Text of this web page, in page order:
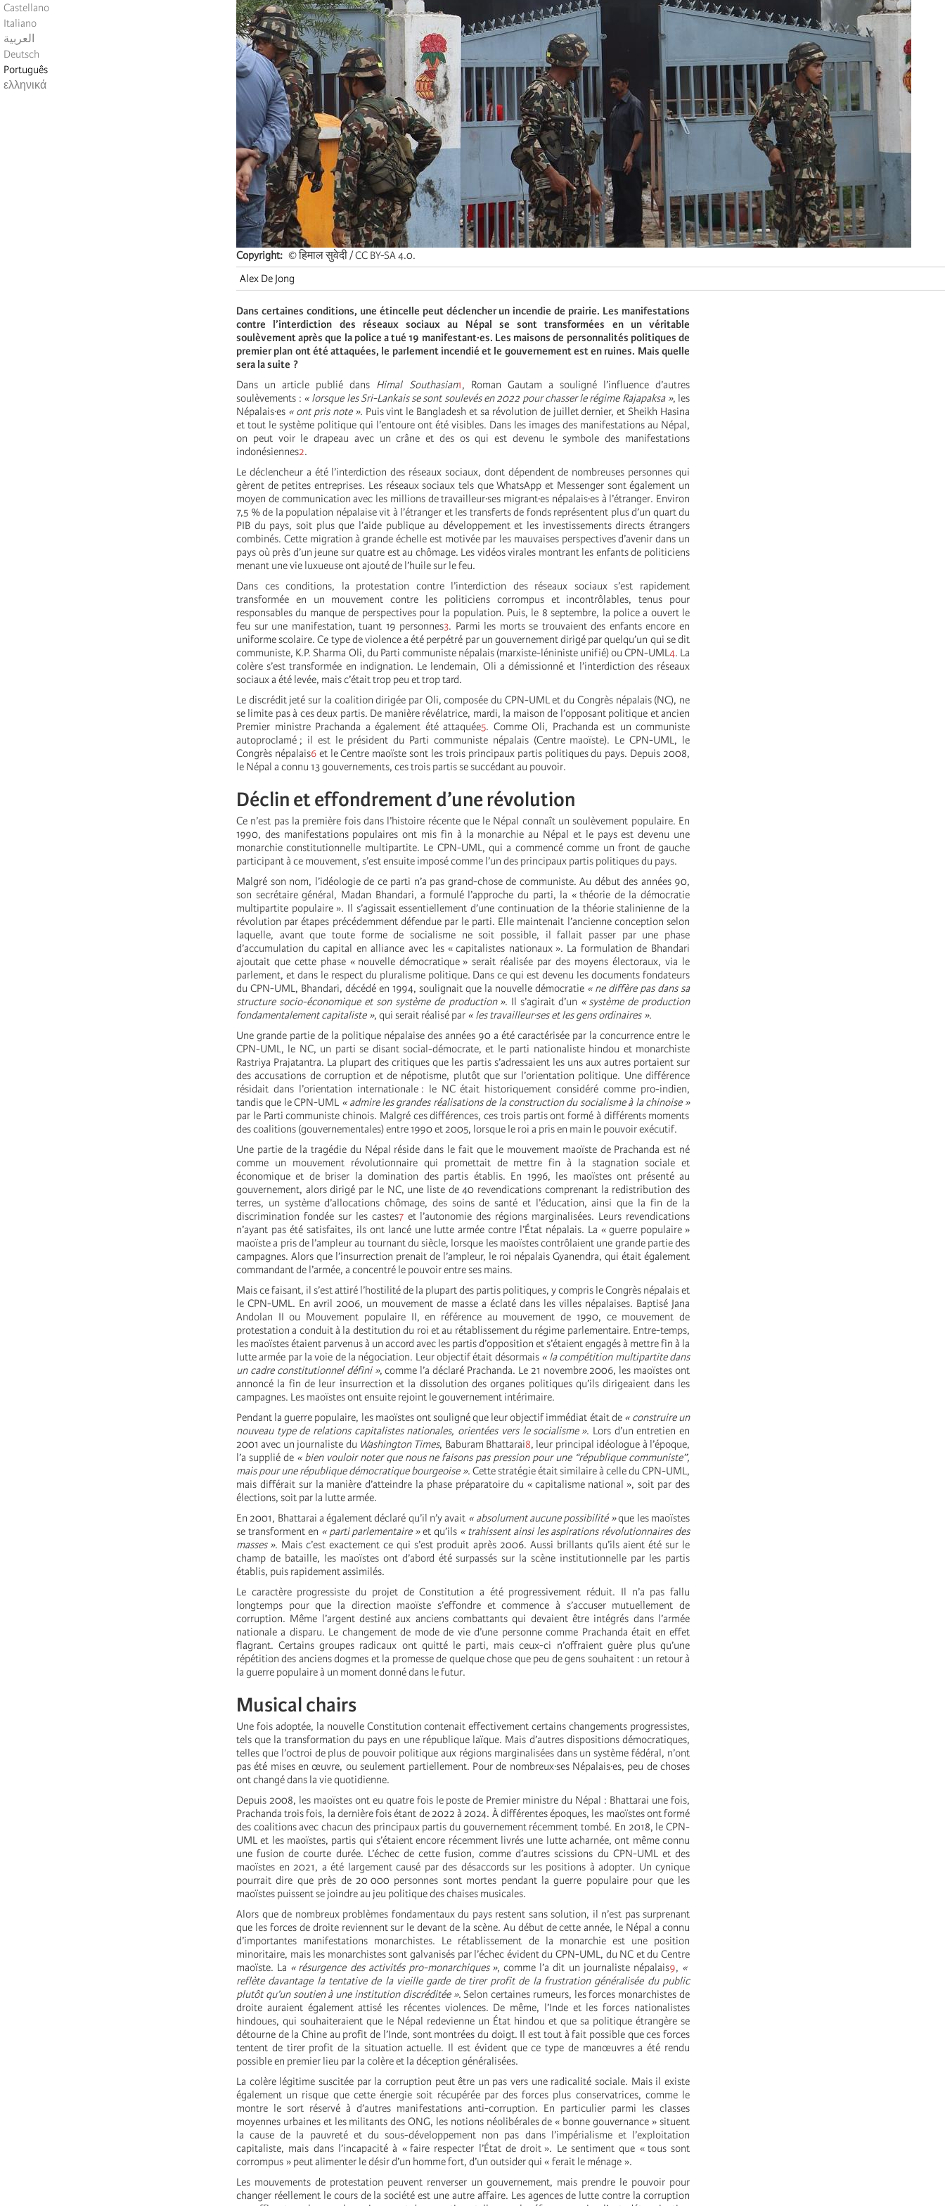
Castellano
Italiano
العربية
Deutsch
Português
ελληνικά
Copyright
© हिमाल सुवेदी / CC BY-SA 4.0.
Alex De Jong
Dans certaines conditions, une étincelle peut déclencher un incendie de prairie. Les manifestations
contre l’interdiction des réseaux sociaux au Népal se sont transformées en un véritable
soulèvement après que la police a tué 19 manifestant·es. Les maisons de personnalités politiques de
premier plan ont été attaquées, le parlement incendié et le gouvernement est en ruines. Mais quelle
sera la suite ?
Dans un article publié dans Himal Southasian1, Roman Gautam a souligné l’influence d’autres
soulèvements : « lorsque les Sri-Lankais se sont soulevés en 2022 pour chasser le régime Rajapaksa », les
Népalais·es « ont pris note ». Puis vint le Bangladesh et sa révolution de juillet dernier, et Sheikh Hasina
et tout le système politique qui l’entoure ont été visibles. Dans les images des manifestations au Népal,
on peut voir le drapeau avec un crâne et des os qui est devenu le symbole des manifestations
indonésiennes2.
Le déclencheur a été l’interdiction des réseaux sociaux, dont dépendent de nombreuses personnes qui
gèrent de petites entreprises. Les réseaux sociaux tels que WhatsApp et Messenger sont également un
moyen de communication avec les millions de travailleur·ses migrant·es népalais·es à l’étranger. Environ
7,5 % de la population népalaise vit à l’étranger et les transferts de fonds représentent plus d’un quart du
PIB du pays, soit plus que l’aide publique au développement et les investissements directs étrangers
combinés. Cette migration à grande échelle est motivée par les mauvaises perspectives d’avenir dans un
pays où près d’un jeune sur quatre est au chômage. Les vidéos virales montrant les enfants de politiciens
menant une vie luxueuse ont ajouté de l’huile sur le feu.
Dans ces conditions, la protestation contre l’interdiction des réseaux sociaux s’est rapidement
transformée en un mouvement contre les politiciens corrompus et incontrôlables, tenus pour
responsables du manque de perspectives pour la population. Puis, le 8 septembre, la police a ouvert le
feu sur une manifestation, tuant 19 personnes3. Parmi les morts se trouvaient des enfants encore en
uniforme scolaire. Ce type de violence a été perpétré par un gouvernement dirigé par quelqu’un qui se dit
communiste, K.P. Sharma Oli, du Parti communiste népalais (marxiste-léniniste unifié) ou CPN-UML4. La
colère s’est transformée en indignation. Le lendemain, Oli a démissionné et l’interdiction des réseaux
sociaux a été levée, mais c’était trop peu et trop tard.
Le discrédit jeté sur la coalition dirigée par Oli, composée du CPN-UML et du Congrès népalais (NC), ne
se limite pas à ces deux partis. De manière révélatrice, mardi, la maison de l’opposant politique et ancien
Premier ministre Prachanda a également été attaquée5. Comme Oli, Prachanda est un communiste
autoproclamé ; il est le président du Parti communiste népalais (Centre maoïste). Le CPN-UML, le
Congrès népalais6et le Centre maoïste sont les trois principaux partis politiques du pays. Depuis 2008,
le Népal a connu 13 gouvernements, ces trois partis se succédant au pouvoir.
Déclin et effondrement d’une révolution
Ce n’est pas la première fois dans l’histoire récente que le Népal connaît un soulèvement populaire. En
1990, des manifestations populaires ont mis fin à la monarchie au Népal et le pays est devenu une
monarchie constitutionnelle multipartite. Le CPN-UML, qui a commencé comme un front de gauche
participant à ce mouvement, s’est ensuite imposé comme l’un des principaux partis politiques du pays.
Malgré son nom, l’idéologie de ce parti n’a pas grand-chose de communiste. Au début des années 90,
son secrétaire général, Madan Bhandari, a formulé l’approche du parti, la « théorie de la démocratie
multipartite populaire ». Il s’agissait essentiellement d’une continuation de la théorie stalinienne de la
révolution par étapes précédemment défendue par le parti. Elle maintenait l’ancienne conception selon
laquelle, avant que toute forme de socialisme ne soit possible, il fallait passer par une phase
d’accumulation du capital en alliance avec les « capitalistes nationaux ». La formulation de Bhandari
ajoutait que cette phase « nouvelle démocratique » serait réalisée par des moyens électoraux, via le
parlement, et dans le respect du pluralisme politique. Dans ce qui est devenu les documents fondateurs
du CPN-UML, Bhandari, décédé en 1994, soulignait que la nouvelle démocratie « ne diffère pas dans sa
structure socio-économique et son système de production ». Il s’agirait d’un « système de production
fondamentalement capitaliste », qui serait réalisé par « les travailleur·ses et les gens ordinaires ».
Une grande partie de la politique népalaise des années 90 a été caractérisée par la concurrence entre le
CPN-UML, le NC, un parti se disant social-démocrate, et le parti nationaliste hindou et monarchiste
Rastriya Prajatantra. La plupart des critiques que les partis s’adressaient les uns aux autres portaient sur
des accusations de corruption et de népotisme, plutôt que sur l’orientation politique. Une différence
résidait dans l’orientation internationale : le NC était historiquement considéré comme pro-indien,
tandis que le CPN-UML « admire les grandes réalisations de la construction du socialisme à la chinoise »
par le Parti communiste chinois. Malgré ces différences, ces trois partis ont formé à différents moments
des coalitions (gouvernementales) entre 1990 et 2005, lorsque le roi a pris en main le pouvoir exécutif.
Une partie de la tragédie du Népal réside dans le fait que le mouvement maoïste de Prachanda est né
comme un mouvement révolutionnaire qui promettait de mettre fin à la stagnation sociale et
économique et de briser la domination des partis établis. En 1996, les maoïstes ont présenté au
gouvernement, alors dirigé par le NC, une liste de 40 revendications comprenant la redistribution des
terres, un système d’allocations chômage, des soins de santé et l’éducation, ainsi que la fin de la
discrimination fondée sur les castes7et l’autonomie des régions marginalisées. Leurs revendications
n’ayant pas été satisfaites, ils ont lancé une lutte armée contre l’État népalais. La « guerre populaire »
maoïste a pris de l’ampleur au tournant du siècle, lorsque les maoïstes contrôlaient une grande partie des
campagnes. Alors que l’insurrection prenait de l’ampleur, le roi népalais Gyanendra, qui était également
commandant de l’armée, a concentré le pouvoir entre ses mains.
Mais ce faisant, il s’est attiré l’hostilité de la plupart des partis politiques, y compris le Congrès népalais et
le CPN-UML. En avril 2006, un mouvement de masse a éclaté dans les villes népalaises. Baptisé Jana
Andolan II ou Mouvement populaire II, en référence au mouvement de 1990, ce mouvement de
protestation a conduit à la destitution du roi et au rétablissement du régime parlementaire. Entre-temps,
les maoïstes étaient parvenus à un accord avec les partis d’opposition et s’étaient engagés à mettre fin à la
lutte armée par la voie de la négociation. Leur objectif était désormais « la compétition multipartite dans
un cadre constitutionnel défini », comme l’a déclaré Prachanda. Le 21 novembre 2006, les maoïstes ont
annoncé la fin de leur insurrection et la dissolution des organes politiques qu’ils dirigeaient dans les
campagnes. Les maoïstes ont ensuite rejoint le gouvernement intérimaire.
Pendant la guerre populaire, les maoïstes ont souligné que leur objectif immédiat était de « construire un
nouveau type de relations capitalistes nationales, orientées vers le socialisme ». Lors d’un entretien en
2001 avec un journaliste du Washington Times, Baburam Bhattarai8, leur principal idéologue à l’époque,
l’a supplié de « bien vouloir noter que nous ne faisons pas pression pour une “république communiste”,
mais pour une république démocratique bourgeoise ». Cette stratégie était similaire à celle du CPN-UML,
mais différait sur la manière d’atteindre la phase préparatoire du « capitalisme national », soit par des
élections, soit par la lutte armée.
En 2001, Bhattarai a également déclaré qu’il n’y avait « absolument aucune possibilité »que les maoïstes
se transforment en « parti parlementaire »et qu’ils « trahissent ainsi les aspirations révolutionnaires des
masses ». Mais c’est exactement ce qui s’est produit après 2006. Aussi brillants qu’ils aient été sur le
champ de bataille, les maoïstes ont d’abord été surpassés sur la scène institutionnelle par les partis
établis, puis rapidement assimilés.
Le caractère progressiste du projet de Constitution a été progressivement réduit. Il n’a pas fallu
longtemps pour que la direction maoïste s’effondre et commence à s’accuser mutuellement de
corruption. Même l’argent destiné aux anciens combattants qui devaient être intégrés dans l’armée
nationale a disparu. Le changement de mode de vie d’une personne comme Prachanda était en effet
flagrant. Certains groupes radicaux ont quitté le parti, mais ceux-ci n’offraient guère plus qu’une
répétition des anciens dogmes et la promesse de quelque chose que peu de gens souhaitent : un retour à
la guerre populaire à un moment donné dans le futur.
Musical chairs
Une fois adoptée, la nouvelle Constitution contenait effectivement certains changements progressistes,
tels que la transformation du pays en une république laïque. Mais d’autres dispositions démocratiques,
telles que l’octroi de plus de pouvoir politique aux régions marginalisées dans un système fédéral, n’ont
pas été mises en œuvre, ou seulement partiellement. Pour de nombreux·ses Népalais·es, peu de choses
ont changé dans la vie quotidienne.
Depuis 2008, les maoïstes ont eu quatre fois le poste de Premier ministre du Népal : Bhattarai une fois,
Prachanda trois fois, la dernière fois étant de 2022 à 2024. À différentes époques, les maoïstes ont formé
des coalitions avec chacun des principaux partis du gouvernement récemment tombé. En 2018, le CPN-
UML et les maoïstes, partis qui s’étaient encore récemment livrés une lutte acharnée, ont même connu
une fusion de courte durée. L’échec de cette fusion, comme d’autres scissions du CPN-UML et des
maoïstes en 2021, a été largement causé par des désaccords sur les positions à adopter. Un cynique
pourrait dire que près de 20 000 personnes sont mortes pendant la guerre populaire pour que les
maoïstes puissent se joindre au jeu politique des chaises musicales.
Alors que de nombreux problèmes fondamentaux du pays restent sans solution, il n’est pas surprenant
que les forces de droite reviennent sur le devant de la scène. Au début de cette année, le Népal a connu
d’importantes manifestations monarchistes. Le rétablissement de la monarchie est une position
minoritaire, mais les monarchistes sont galvanisés par l’échec évident du CPN-UML, du NC et du Centre
maoïste. La « résurgence des activités pro-monarchiques », comme l’a dit un journaliste népalais9, «
reflète davantage la tentative de la vieille garde de tirer profit de la frustration généralisée du public
plutôt qu’un soutien à une institution discréditée ». Selon certaines rumeurs, les forces monarchistes de
droite auraient également attisé les récentes violences. De même, l’Inde et les forces nationalistes
hindoues, qui souhaiteraient que le Népal redevienne un État hindou et que sa politique étrangère se
détourne de la Chine au profit de l’Inde, sont montrées du doigt. Il est tout à fait possible que ces forces
tentent de tirer profit de la situation actuelle. Il est évident que ce type de manœuvres a été rendu
possible en premier lieu par la colère et la déception généralisées.
La colère légitime suscitée par la corruption peut être un pas vers une radicalité sociale. Mais il existe
également un risque que cette énergie soit récupérée par des forces plus conservatrices, comme le
montre le sort réservé à d’autres manifestations anti-corruption. En particulier parmi les classes
moyennes urbaines et les militants des ONG, les notions néolibérales de « bonne gouvernance » situent
la cause de la pauvreté et du sous-développement non pas dans l’impérialisme et l’exploitation
capitaliste, mais dans l’incapacité à « faire respecter l’État de droit ». Le sentiment que « tous sont
corrompus » peut alimenter le désir d’un homme fort, d’un outsider qui « ferait le ménage ».
Les mouvements de protestation peuvent renverser un gouvernement, mais prendre le pouvoir pour
changer réellement le cours de la société est une autre affaire. Les agences de lutte contre la corruption